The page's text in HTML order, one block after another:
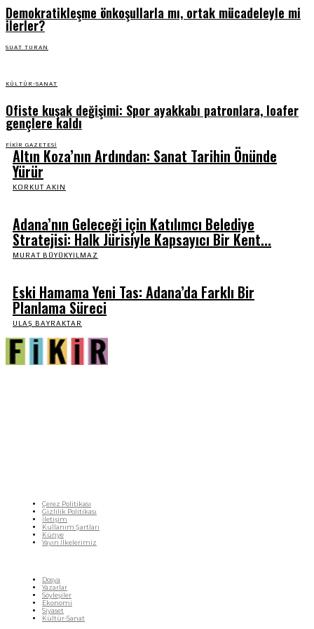
Demokratikleşme önkoşullarla mı, ortak mücadeleyle mi
ilerler?
SUAT TURAN
KÜLTÜR-SANAT
Ofiste kuşak değişimi: Spor ayakkabı patronlara, loafer
gençlere kaldı
FIKIR GAZETESI
Altın Koza’nın Ardından: Sanat Tarihin Önünde
Yürür
KORKUT AKIN
Adana’nın Geleceği için Katılımcı Belediye
Stratejisi: Halk Jürisiyle Kapsayıcı Bir Kent...
MURAT BÜYÜKYILMAZ
Eski Hamama Yeni Tas: Adana’da Farklı Bir
Planlama Süreci
ULAŞ BAYRAKTAR
Çerez Politikası
Gizlilik Politikası
İletişim
Kullanım Şartları
Künye
Yayın İlkelerimiz
Dosya
Yazarlar
Söyleşiler
Ekonomi
Siyaset
Kültür-Sanat